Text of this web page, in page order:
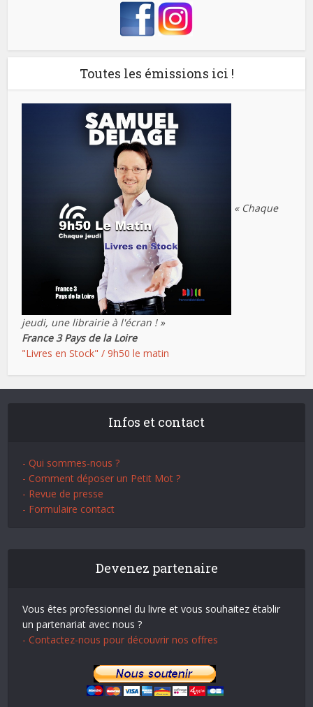
Toutes les émissions ici !
« Chaque
jeudi, une librairie à l'écran ! »
France 3 Pays de la Loire
"Livres en Stock" / 9h50 le matin
Infos et contact
- Qui sommes-nous ?
- Comment déposer un Petit Mot ?
- Revue de presse
- Formulaire contact
Devenez partenaire
Vous êtes professionnel du livre et vous souhaitez établir
un partenariat avec nous ?
- Contactez-nous pour découvrir nos offres